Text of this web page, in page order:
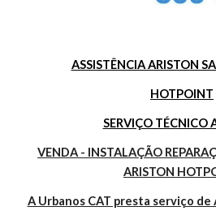
ASSISTÊNCIA ARISTON
HOTPOINT
SERVIÇO TÉCNICO
VENDA - INSTALAÇÃO
ARISTON
A Urbanos CAT presta serviço